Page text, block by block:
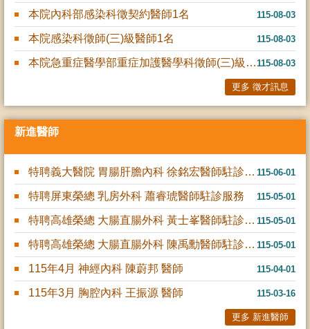
115-08-03
本院內科部感染科徵契約醫師1名
115-08-03
本院感染科徵師(三)級醫師1名
115-08-03
本院急重症醫學部重症加護醫學科徵師(三)級醫師1名
更多 徵才訊息
新進醫師
115-06-01
特聘義大醫院 胃腸肝膽內科 徐銘宏醫師駐診服務
115-05-01
特聘屏東榮總 乳房外科 蕭睿琥醫師駐診服務
115-05-01
特聘高雄榮總 大腸直腸外科 黃士峯醫師駐診服務
115-05-01
特聘高雄榮總 大腸直腸外科 陳禹勳醫師駐診服務
115-04-01
115年4月 神經內科 陳蔚邦 醫師
115-03-16
115年3月 胸腔內科 王振源 醫師
更多 新進醫師